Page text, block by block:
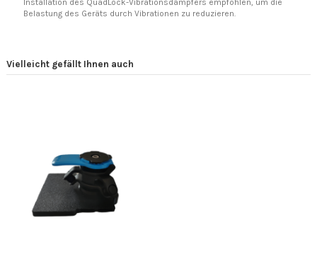
Installation des QuadLock-Vibrationsdämpfers empfohlen, um die
Belastung des Geräts durch Vibrationen zu reduzieren.
Vielleicht gefällt Ihnen auch